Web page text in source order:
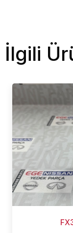
İlgili